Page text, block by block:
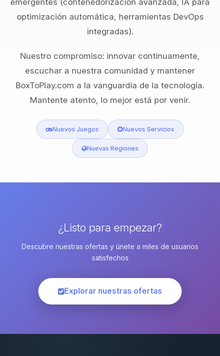
emergentes (contenedorización avanzada, IA para
optimización automática, herramientas DevOps
integradas).
Nuestro compromiso: innovar continuamente,
escuchar a nuestra comunidad y mantener
BoxToPlay.com a la vanguardia de la tecnología.
Mantente atento, lo mejor está por venir.
Nuevos Juegos Nuevos Servicios
Nuevas Regiones
¿Listo para empezar?
Descubre nuestras ofertas y únete a miles de usuarios
satisfechos
Explorar nuestras ofertas